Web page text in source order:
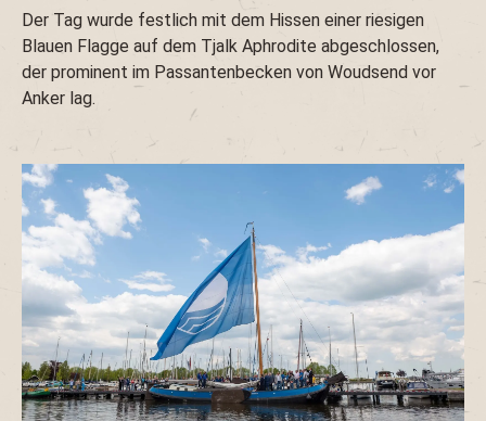
Der Tag wurde festlich mit dem Hissen einer riesigen
Blauen Flagge auf dem Tjalk Aphrodite abgeschlossen,
der prominent im Passantenbecken von Woudsend vor
Anker lag.